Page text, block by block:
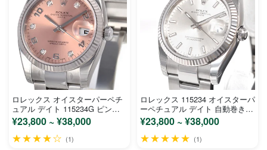
ロレックス オイスターパーペチ
ュアル デイト 115234G ピンク
アラビア文字盤 ステンレス ホワ
イトゴールド メンズ 時計 コピ
ー
¥23,800 ~ ¥38,000
★★★★☆ (1)
ロレックス 115234 オイスターパ
ーペチュアル デイト 自動巻き
時計 コピー
¥23,800 ~ ¥38,000
★★★★★ (1)